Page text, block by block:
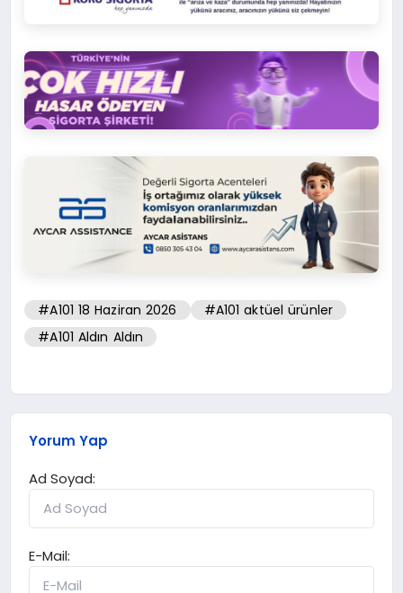
#A101 18 Haziran 2026
#A101 aktüel ürünler
#A101 Aldın Aldın
Yorum Yap
Ad Soyad:
E-Mail: